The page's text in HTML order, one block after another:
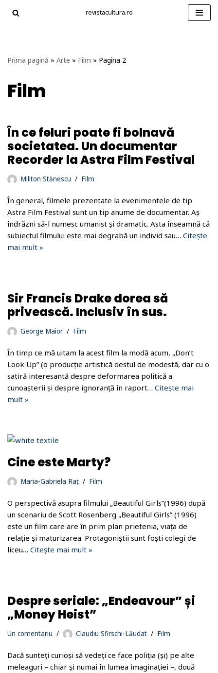
revistacultura.ro
Prima pagină » Arte » Film » Pagina 2
Film
În ce feluri poate fi bolnavă
societatea. Un documentar
Recorder la Astra Film Festival
Militon Stănescu Film
În general, filmele prezentate la evenimentele de tip
Astra Film Festival sunt un tip anume de documentar. Aș
îndrăzni să-l numesc umanist și dramatic. Asta înseamnă că
subiectul filmului este mai degrabă un individ sau… Citește
mai mult »
Sir Francis Drake dorea să
privească. Inclusiv în sus.
George Maior Film
În timp ce mă uitam la acest film la modă acum, „Don’t
Look Up” (o producție artistică destul de modestă, dar cu o
satiră interesantă despre deformarea politică a
cunoașterii și despre ignoranță în raport… Citește mai
mult »
Cine este Marty?
Maria-Gabriela Raț Film
O perspectivă asupra filmului „Beautiful Girls”(1996) după
un scenariu de Scott Rosenberg „Beautiful Girls” (1996)
este un film care are în prim plan prietenia, viața de
relație și maturizarea. Protagoniștii sunt foști colegi de
liceu… Citește mai mult »
Despre seriale: „Endeavour” și
„Money Heist”
Un comentariu Claudiu Sfirschi-Lăudat Film
Dacă sunteți curioși să vedeți ce face poliția (și) pe alte
meleaguri – chiar și numai în lumea imaginației –, două